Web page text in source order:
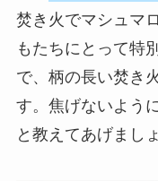
焚き火でマシュマ
もたちにとって特
で、柄の長い焚き
す。焦げないよう
と教えてあげまし